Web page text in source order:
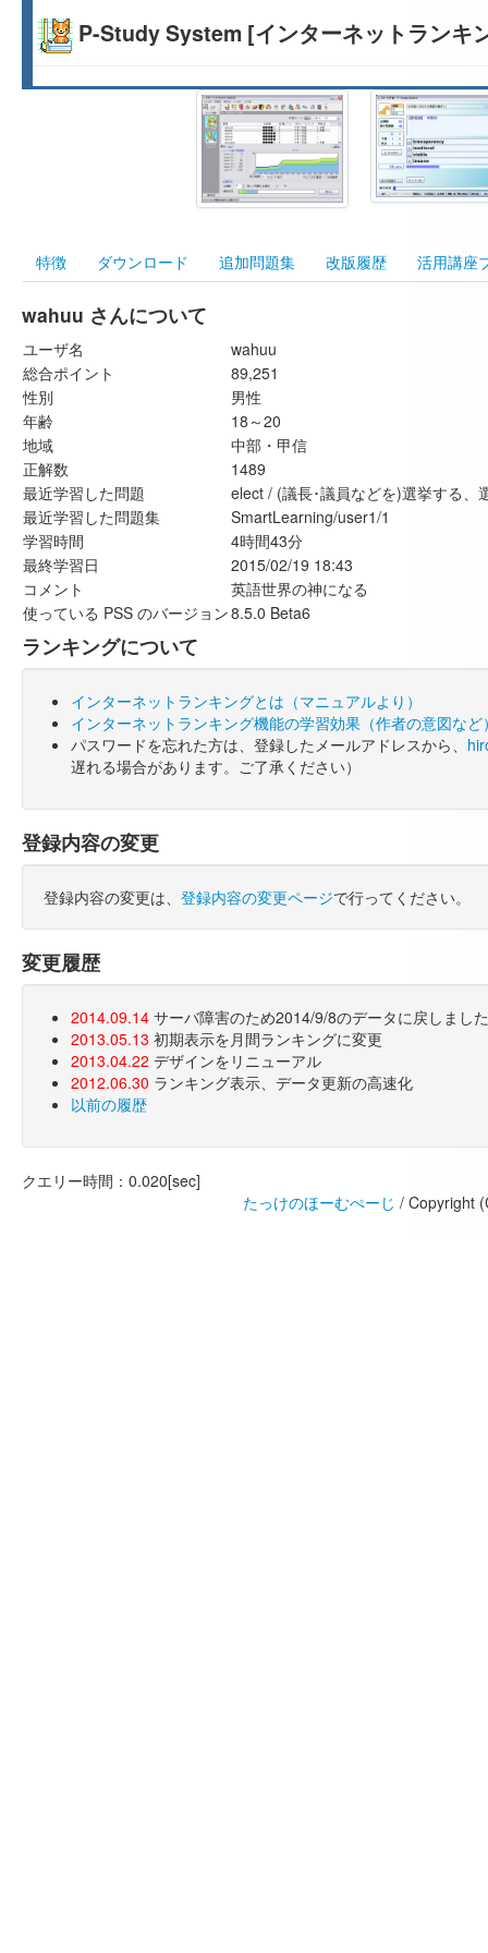
P-Study System [インターネットランキ
特徴 ダウンロード 追加問題集 改版履歴 活用講座
wahuu さんについて
ユーザ名
wahuu
総合ポイント
89,251
性別
男性
年齢
18～20
地域
中部・甲信
正解数
1489
最近学習した問題
elect / (議長･議員などを)選挙する、
最近学習した問題集
SmartLearning/user1/1
学習時間
4時間43分
最終学習日
2015/02/19 18:43
コメント
英語世界の神になる
使っている PSS のバージョン8.5.0 Beta6
ランキングについて
インターネットランキングとは（マニュアルより）
インターネットランキング機能の学習効果（作者の意図など
パスワードを忘れた方は、登録したメールアドレスから、
遅れる場合があります。ご了承ください）
登録内容の変更
登録内容の変更は、 登録内容の変更ページで行ってください。
変更履歴
2014.09.14 サーバ障害のため2014/9/8のデータに戻しまし
2013.05.13 初期表示を月間ランキングに変更
2013.04.22 デザインをリニューアル
2012.06.30 ランキング表示、データ更新の高速化
以前の履歴
クエリー時間：0.020[sec]
たっけのほーむぺーじ / Copyright